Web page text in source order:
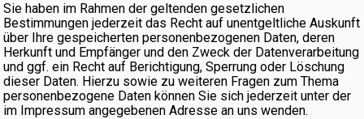
Sie haben im Rahmen der geltenden gesetzlichen
Bestimmungen jederzeit das Recht auf unentgeltliche Auskunft
über Ihre gespeicherten personenbezogenen Daten, deren
Herkunft und Empfänger und den Zweck der Datenverarbeitung
und ggf. ein Recht auf Berichtigung, Sperrung oder Löschung
dieser Daten. Hierzu sowie zu weiteren Fragen zum Thema
personenbezogene Daten können Sie sich jederzeit unter der
im Impressum angegebenen Adresse an uns wenden.